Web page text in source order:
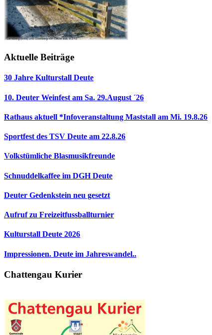
Aktuelle Beiträge
30 Jahre Kulturstall Deute
10. Deuter Weinfest am Sa. 29.August ´26
Rathaus aktuell *Infoveranstaltung Maststall am Mi. 19.8.26
Sportfest des TSV Deute am 22.8.26
Volkstümliche Blasmusikfreunde
Schnuddelkaffee im DGH Deute
Deuter Gedenkstein neu gesetzt
Aufruf zu Freizeitfussballturnier
Kulturstall Deute 2026
Impressionen. Deute im Jahreswandel..
Chattengau Kurier